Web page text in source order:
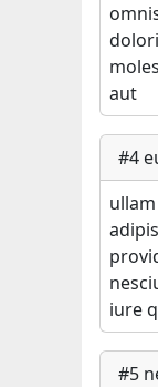
aut
#4
iure
#5